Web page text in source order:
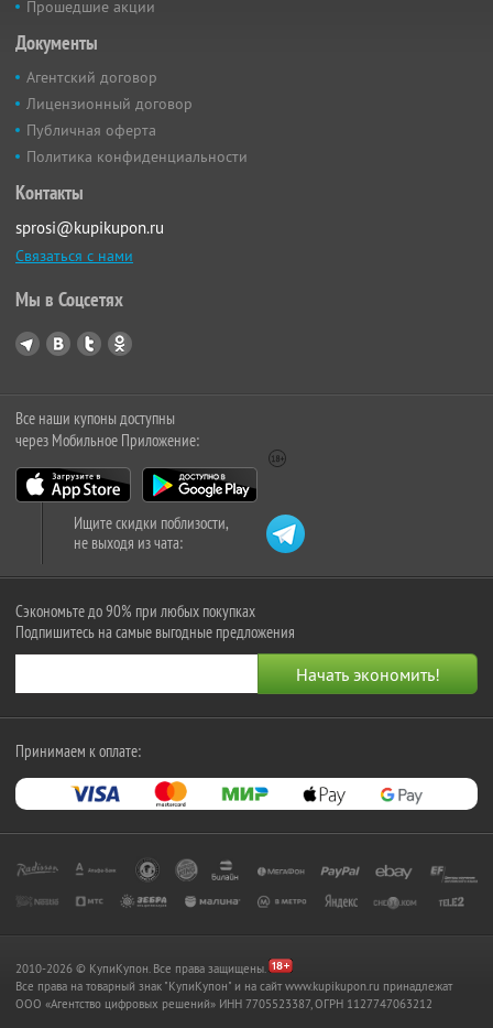
Прошедшие акции
Документы
Агентский договор
Лицензионный договор
Публичная оферта
Политика конфиденциальности
Контакты
sprosi@kupikupon.ru
Связаться с нами
Мы в Соцсетях
Все наши купоны доступны
через Мобильное Приложение:
Ищите скидки поблизости,
не выходя из чата:
Сэкономьте до 90% при любых покупках
Подпишитесь на самые выгодные предложения
Принимаем к оплате:
2010-2026 © КупиКупон. Все права защищены.
Все права на товарный знак "КупиКупон" и на сайт www.kupikupon.ru принадлежат
OOO «Агентство цифровых решений» ИНН 7705523387, ОГРН 1127747063212